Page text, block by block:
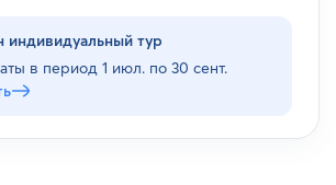
индивидуальный тур
в период 1 июл. по 30 сент.